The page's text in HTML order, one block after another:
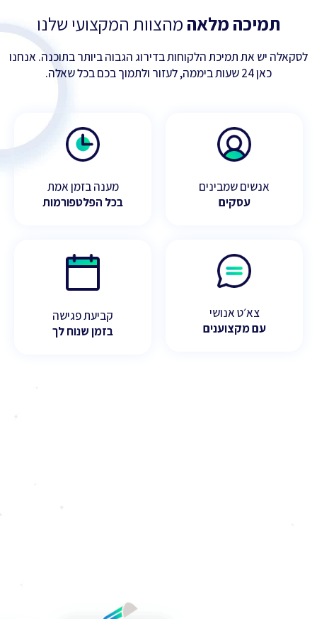
תמיכה מלאה מהצוות המקצועי שלנו
לסקאלה יש את תמיכת הלקוחות בדירוג הגבוה ביותר בתוכנה. אנחנו
כאן 24 שעות ביממה, לעזור ולתמוך בכם בכל שאלה.
אנשים שמבינים
עסקים
מענה בזמן אמת
בכל הפלטפורמות
צא׳ט אנושי
עם מקצוענים
קביעת פגישה
בזמן שנוח לך